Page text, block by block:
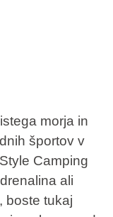
morja in
športov v
Camping
ali
boste tukaj